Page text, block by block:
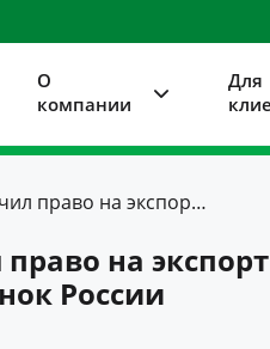
О
компании
Для
Кто в Молдове получил право на экспорт сыра из овечьего молока на рынок России
на
России